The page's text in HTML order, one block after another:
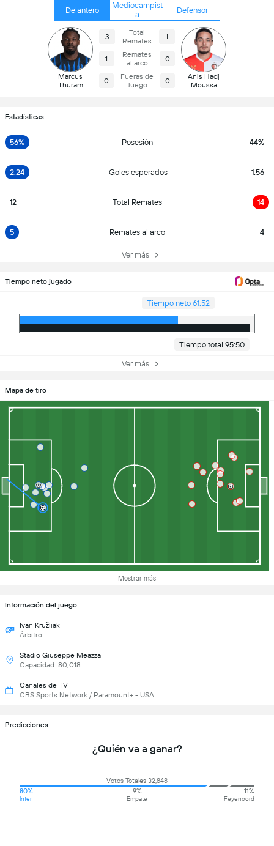
Delantero
Mediocampist
a
Defensor
Marcus
Thuram
3
Total
Remates
1
1
Remates
al arco
0
0
Fueras de
Juego
0
Anis Hadj
Moussa
Estadísticas
56% Posesión 44%
2.24 Goles esperados 1.56
12 Total Remates 14
5 Remates al arco 4
Ver más
Tiempo neto jugado
Tiempo neto 61:52
Tiempo total 95:50
Ver más
Mapa de tiro
Mostrar más
Información del juego
Ivan Kružliak
Árbitro
Stadio Giuseppe Meazza
Capacidad: 80,018
Canales de TV
CBS Sports Network / Paramount+ - USA
Predicciones
¿Quién va a ganar?
Votos Totales 32,848
80%
Inter
9%
Empate
11%
Feyenoord